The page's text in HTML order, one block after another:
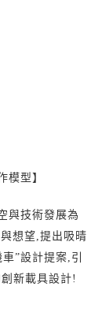
模型】
與技術發展為
想望,提出吸晴
”設計提案,引
新載具設計!